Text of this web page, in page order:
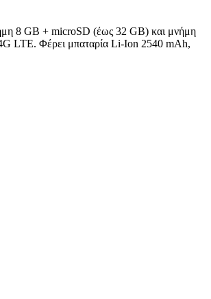
8 GB + microSD (έως 32 GB) και μνήμη
LTE. Φέρει μπαταρία Li-Ion 2540 mAh,